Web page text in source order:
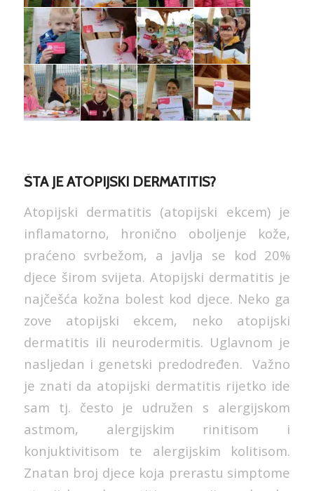
ŠTA JE ATOPIJSKI DERMATITIS?
Atopijski dermatitis (atopijski ekcem) je
inflamatorno, hronično oboljenje kože,
praćeno svrbežom, a javlja se kod 20%
djece širom svijeta. Atopijski dermatitis je
najčešća kožna bolest kod djece. Neko ga
zove atopijski ekcem, neko atopijski
dermatitis ili neurodermitis. Uglavnom je
nasljedan i genetski predodređen. Važno
je znati da atopijski dermatitis rijetko ide
sam tj. često je udružen s alergijskom
astmom, alergijskim rinitisom i
konjuktivitisom te alergijskim kolitisom.
Znatan broj djece koja prerastu simptome